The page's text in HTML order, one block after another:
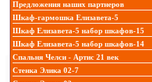
Предложения наших партнеров
Шкаф-гармошка Елизавета-5
Шкаф Елизавета-5 набор шкафов-15
Шкаф Елизавета-5 набор шкафов-14
Спальня Челси - Артис 21 век
Стенка Элика 02-7